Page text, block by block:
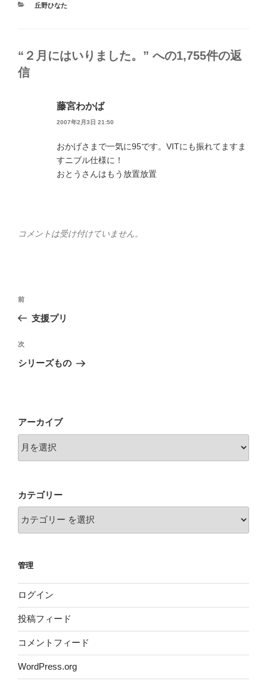
カ
丘野ひなた
“２月にはいりました。” への1,755件の返
信
藤宮わかば
2007年2月3日 21:50
おかげさまで一気に95です。VITにも振れてますま
すニブル仕様に！
おとうさんはもう放置放置
コメントは受け付けていません。
投
ナ
ビ
ゲ
ン
前
の
稿
前
支援プリ
次
の
次
シリーズもの
アーカイブ
カテゴリー
管理
ログイン
投稿フィード
コメントフィード
WordPress.org